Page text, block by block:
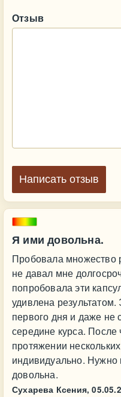
Я ими довольна.
Пробовала множество
не давал мне
попробовала эти
удивлена
первого дня и даже не
середине курса. После
протяжении
индивидуально.
довольна.
Сухарева Ксения,
Отзыв
Написать отзыв